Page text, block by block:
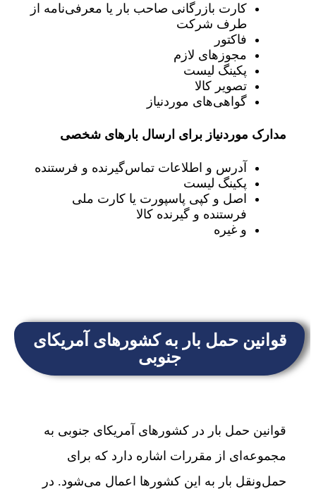
کارت بازرگانی صاحب بار یا معرفی‌نامه از
طرف شرکت
فاکتور
مجوزهای لازم
پکینگ لیست
تصویر کالا
گواهی‌های موردنیاز
مدارک موردنیاز برای ارسال بارهای شخصی
آدرس و اطلاعات تماس‌گیرنده و فرستنده
پکینگ لیست
اصل و کپی پاسپورت یا کارت ملی
فرستنده و گیرنده کالا
و غیره
قوانین حمل بار به کشورهای آمریکای
جنوبی
قوانین حمل بار در کشورهای آمریکای جنوبی به
مجموعه‌ای از مقررات اشاره دارد که برای
حمل‌ونقل بار به این کشورها اعمال می‌شود. در